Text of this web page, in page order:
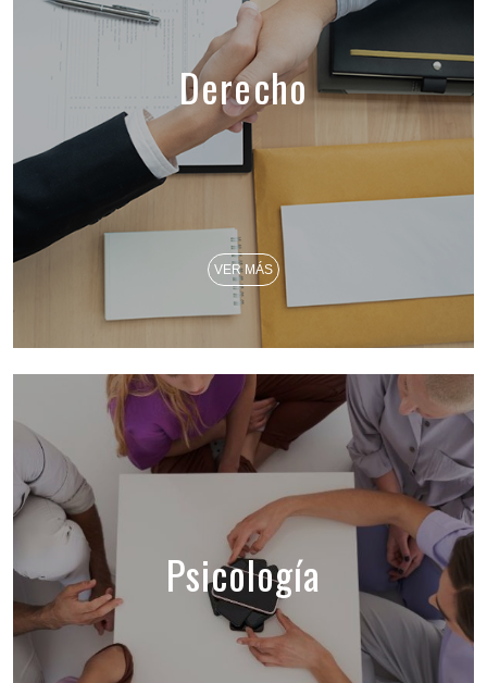
Derecho
VER MÁS
Psicología